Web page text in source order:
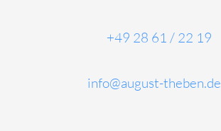
+49 28 61 / 22 19
info@august-theben.de